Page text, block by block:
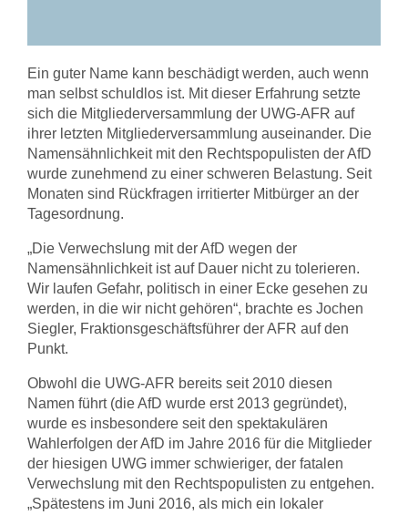
Ein guter Name kann beschädigt werden, auch wenn
man selbst schuldlos ist. Mit dieser Erfahrung setzte
sich die Mitgliederversammlung der UWG-AFR auf
ihrer letzten Mitgliederversammlung auseinander. Die
Namensähnlichkeit mit den Rechtspopulisten der AfD
wurde zunehmend zu einer schweren Belastung. Seit
Monaten sind Rückfragen irritierter Mitbürger an der
Tagesordnung.
„Die Verwechslung mit der AfD wegen der
Namensähnlichkeit ist auf Dauer nicht zu tolerieren.
Wir laufen Gefahr, politisch in einer Ecke gesehen zu
werden, in die wir nicht gehören“, brachte es Jochen
Siegler, Fraktionsgeschäftsführer der AFR auf den
Punkt.
Obwohl die UWG-AFR bereits seit 2010 diesen
Namen führt (die AfD wurde erst 2013 gegründet),
wurde es insbesondere seit den spektakulären
Wahlerfolgen der AfD im Jahre 2016 für die Mitglieder
der hiesigen UWG immer schwieriger, der fatalen
Verwechslung mit den Rechtspopulisten zu entgehen.
„Spätestens im Juni 2016, als mich ein lokaler